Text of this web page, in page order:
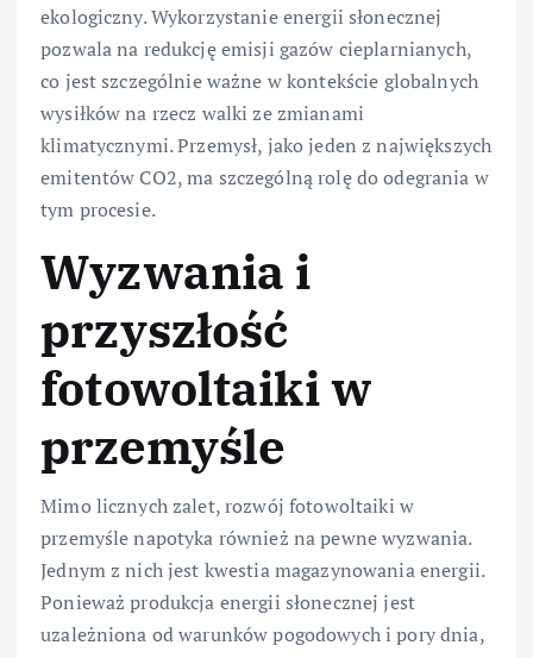
ekologiczny. Wykorzystanie energii słonecznej
pozwala na redukcję emisji gazów cieplarnianych,
co jest szczególnie ważne w kontekście globalnych
wysiłków na rzecz walki ze zmianami
klimatycznymi. Przemysł, jako jeden z największych
emitentów CO2, ma szczególną rolę do odegrania w
tym procesie.
Wyzwania i
przyszłość
fotowoltaiki w
przemyśle
Mimo licznych zalet, rozwój fotowoltaiki w
przemyśle napotyka również na pewne wyzwania.
Jednym z nich jest kwestia magazynowania energii.
Ponieważ produkcja energii słonecznej jest
uzależniona od warunków pogodowych i pory dnia,